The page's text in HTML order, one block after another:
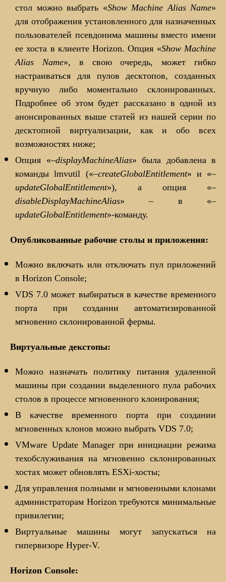
стол можно выбрать «Show Machine Alias Name»
для отображения установленного для назначенных
пользователей псевдонима машины вместо имени
ее хоста в клиенте Horizon. Опция «Show Machine
Alias Name», в свою очередь, может гибко
настраиваться для пулов десктопов, созданных
вручную либо моментально склонированных.
Подробнее об этом будет рассказано в одной из
анонсированных выше статей из нашей серии по
десктопной виртуализации, как и обо всех
возможностях ниже;
Опция «–displayMachineAlias» была добавлена в
команды lmvutil («–createGlobalEntitlement» и «–
updateGlobalEntitlement»), а опция «–
disableDisplayMachineAlias» – в «–
updateGlobalEntitlement»-команду.
Опубликованные рабочие столы и приложения:
Можно включать или отключать пул приложений
в Horizon Console;
VDS 7.0 может выбираться в качестве временного
порта при создании автоматизированной
мгновенно склонированной фермы.
Виртуальные декстопы:
Можно назначать политику питания удаленной
машины при создании выделенного пула рабочих
столов в процессе мгновенного клонирования;
В качестве временного порта при создании
мгновенных клонов можно выбрать VDS 7.0;
VMware Update Manager при инициации режима
техобслуживания на мгновенно склонированных
хостах может обновлять ESXi-хосты;
Для управления полными и мгновенными клонами
администраторам Horizon требуются минимальные
привилегии;
Виртуальные машины могут запускаться на
гипервизоре Hyper-V.
Horizon Console: